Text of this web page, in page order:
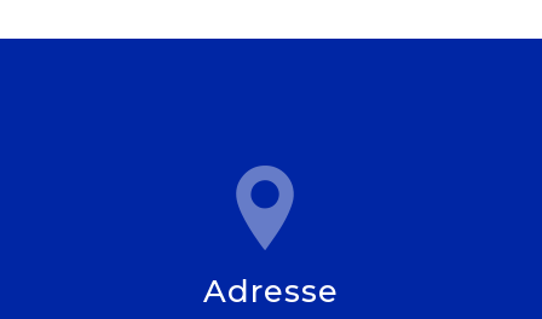
Adresse